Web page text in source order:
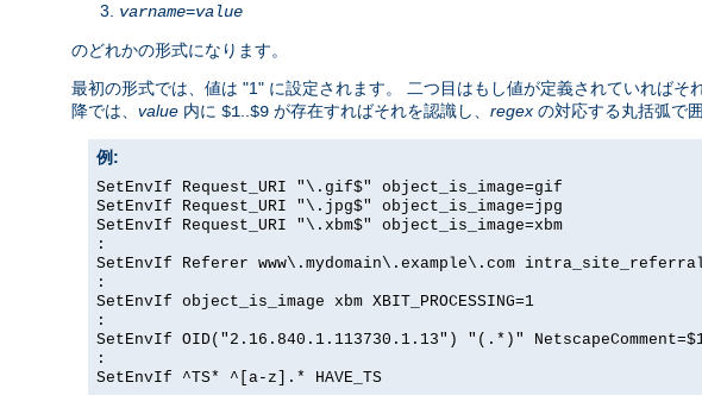
varname=value
のどれかの形式になります。
最初の形式では、値は "1" に設定されます。 二つ目はもし値が定義されていればそ
降では、 value 内に $1 $9 が存在すればそれを認識し、 regex の対応する丸括弧で
例:
SetEnvIf Request_URI "\.gif$" object_is_image=gif
SetEnvIf Request_URI "\.jpg$" object_is_image=jpg
SetEnvIf Request_URI "\.xbm$" object_is_image=xbm
:
SetEnvIf Referer www\.mydomain\.example\.com
:
SetEnvIf object_is_image xbm XBIT_PROCESSING=1
:
SetEnvIf OID("2.16.840.1.113730.1.13") "(.*)"
:
SetEnvIf ^TS* ^[a-z].* HAVE_TS